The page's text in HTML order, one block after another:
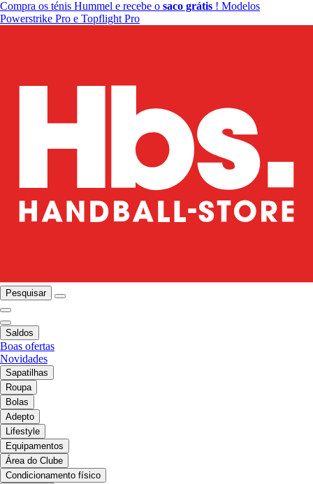
Compra os ténis Hummel e recebe o saco grátis ! Modelos
Powerstrike Pro e Topflight Pro
Pesquisar
Saldos
Boas ofertas
Novidades
Sapatilhas
Roupa
Bolas
Adepto
Lifestyle
Equipamentos
Área do Clube
Condicionamento físico